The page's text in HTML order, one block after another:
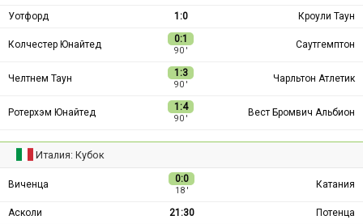
Уотфорд
1:0 Кроули Таун
Колчестер Юнайтед 0:1
90 ′
Саутгемптон
Челтнем Таун 1:3
90 ′
Чарльтон Атлетик
Ротерхэм Юнайтед 1:4
90 ′
Вест Бромвич Альбион
Италия: Кубок
Виченца 0:0
18 ′
Катания
Асколи 21:30 Потенца